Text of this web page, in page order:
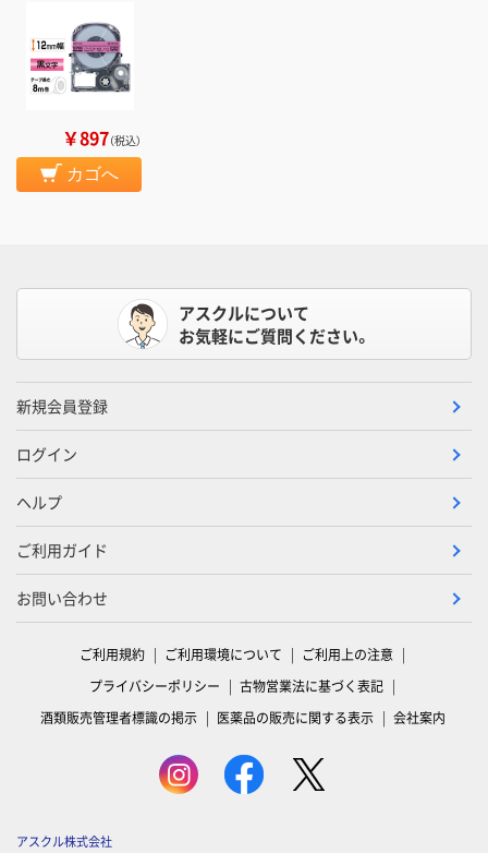
￥897（税込）
カゴへ
アスクルについて
お気軽にご質問ください。
新規会員登録
ログイン
ヘルプ
ご利用ガイド
お問い合わせ
ご利用規約 ご利用環境について
ご利用上の注意
プライバシーポリシー
古物営業法に基づく表記
酒類販売管理者標識の掲示
医薬品の販売に関する表示 会社案内
アスクル株式会社